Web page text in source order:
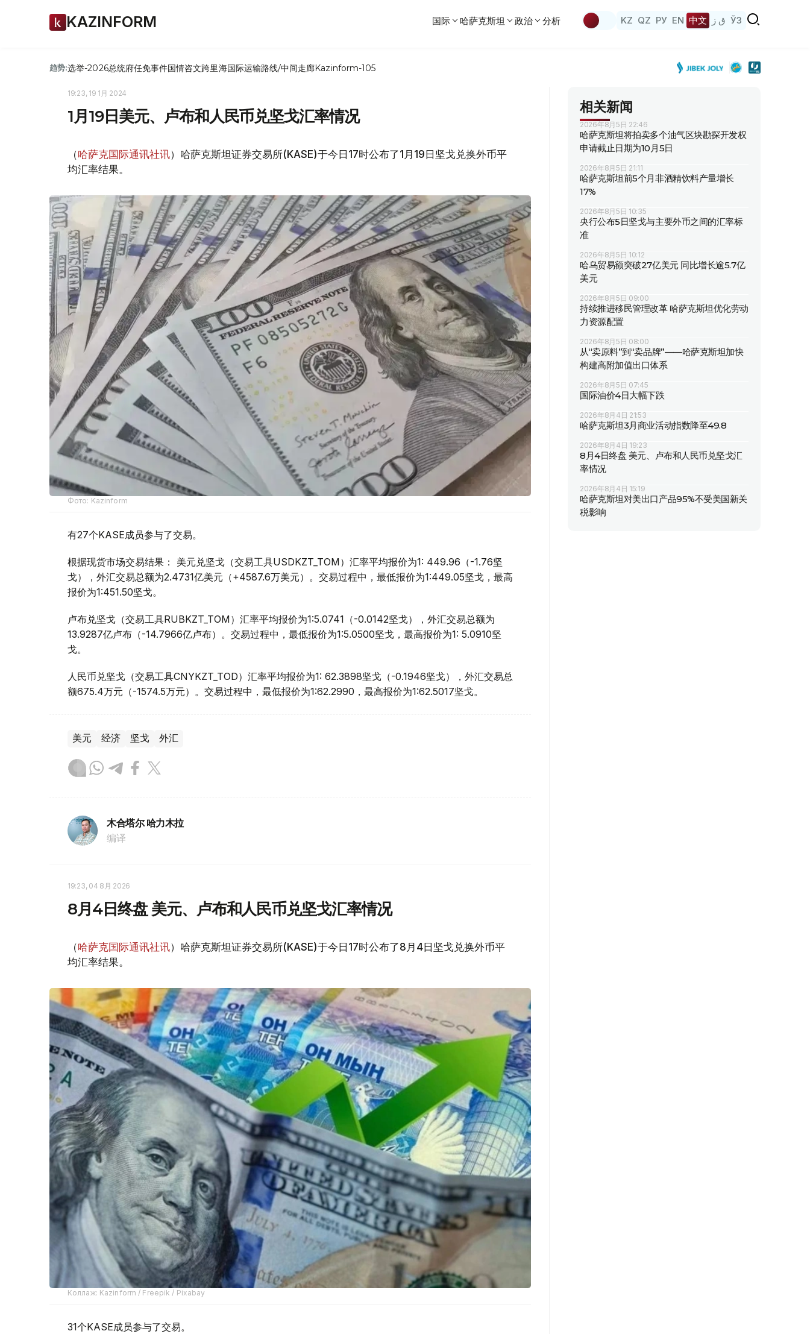
KAZINFORM 国际 哈萨克斯坦 政治 分析 KZ QZ РУ EN 中文 ق ز ЎЗ
趋势:选举-2026总统府任免事件国情咨文跨里海国际运输路线/中间走廊Kazinform-105
19:23, 19 1月 2024
1月19日美元、卢布和人民币兑坚戈汇率情况
（哈萨克国际通讯社讯）哈萨克斯坦证券交易所(KASE)于今日17时公布了1月19日坚戈兑换外币平
均汇率结果。
Фото: Kazinform
有27个KASE成员参与了交易。
根据现货市场交易结果： 美元兑坚戈（交易工具USDKZT_TOM）汇率平均报价为1: 449.96（-1.76坚
戈），外汇交易总额为2.4731亿美元（+4587.6万美元）。交易过程中，最低报价为1:449.05坚戈，最高
报价为1:451.50坚戈。
卢布兑坚戈（交易工具RUBKZT_TOM）汇率平均报价为1:5.0741（-0.0142坚戈），外汇交易总额为
13.9287亿卢布（-14.7966亿卢布）。交易过程中，最低报价为1:5.0500坚戈，最高报价为1: 5.0910坚
戈。
人民币兑坚戈（交易工具CNYKZT_TOD）汇率平均报价为1: 62.3898坚戈（-0.1946坚戈），外汇交易总
额675.4万元（-1574.5万元）。交易过程中，最低报价为1:62.2990，最高报价为1:62.5017坚戈。
美元 经济 坚戈 外汇
木合塔尔 哈力木拉
编译
19:23, 04 8月 2026
8月4日终盘 美元、卢布和人民币兑坚戈汇率情况
（哈萨克国际通讯社讯）哈萨克斯坦证券交易所(KASE)于今日17时公布了8月4日坚戈兑换外币平
均汇率结果。
Коллаж: Kazinform / Freepik / Pixabay
31个KASE成员参与了交易。
相关新闻
2026年8月5日 22:46
哈萨克斯坦将拍卖多个油气区块勘探开发权
申请截止日期为10月5日
2026年8月5日 21:11
哈萨克斯坦前5个月非酒精饮料产量增长
17%
2026年8月5日 10:35
央行公布5日坚戈与主要外币之间的汇率标
准
2026年8月5日 10:12
哈乌贸易额突破27亿美元 同比增长逾5.7亿
美元
2026年8月5日 09:00
持续推进移民管理改革 哈萨克斯坦优化劳动
力资源配置
2026年8月5日 08:00
从“卖原料”到“卖品牌”——哈萨克斯坦加快
构建高附加值出口体系
2026年8月5日 07:45
国际油价4日大幅下跌
2026年8月4日 21:53
哈萨克斯坦3月商业活动指数降至49.8
2026年8月4日 19:23
8月4日终盘 美元、卢布和人民币兑坚戈汇
率情况
2026年8月4日 15:19
哈萨克斯坦对美出口产品95%不受美国新关
税影响